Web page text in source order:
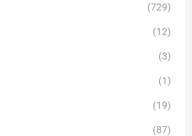
(729)
(12)
(3)
(1)
(19)
(87)